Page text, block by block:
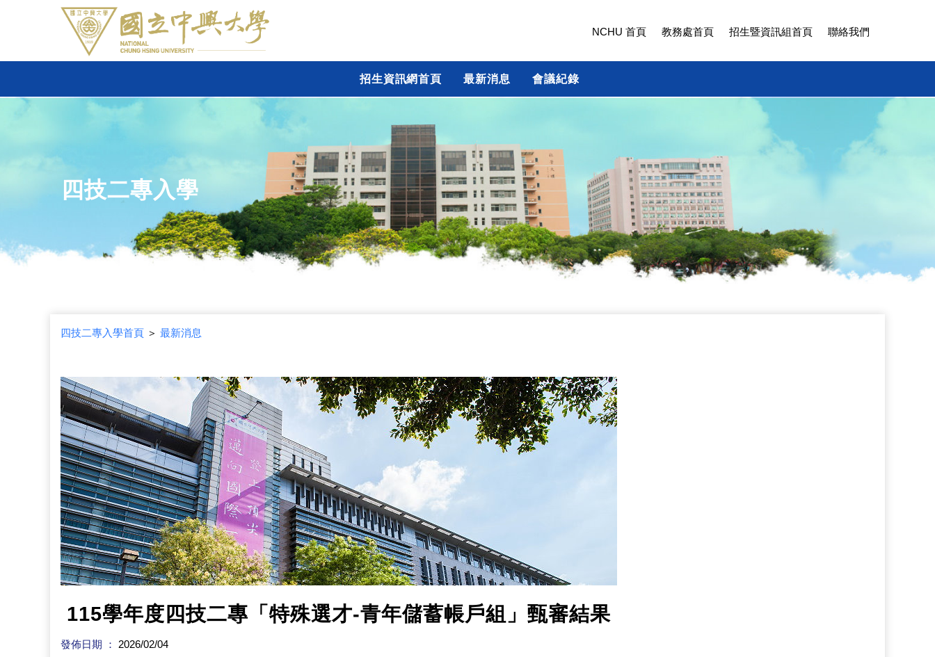
NCHU 首頁 教務處首頁 招生暨資訊組首頁 聯絡我們
招生資訊網首頁 最新消息 會議紀錄
四技二專入學
四技二專入學首頁＞ 最新消息
115學年度四技二專「特殊選才-青年儲蓄帳戶組」甄審結果
發佈日期 ： 2026/02/04